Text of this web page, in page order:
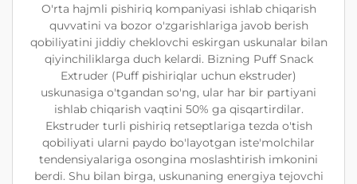
O'rta hajmli pishiriq kompaniyasi ishlab chiqarish
quvvatini va bozor o'zgarishlariga javob berish
qobiliyatini jiddiy cheklovchi eskirgan uskunalar bilan
qiyinchiliklarga duch kelardi. Bizning Puff Snack
Extruder (Puff pishiriqlar uchun ekstruder)
uskunasiga o'tgandan so'ng, ular har bir partiyani
ishlab chiqarish vaqtini 50% ga qisqartirdilar.
Ekstruder turli pishiriq retseptlariga tezda o'tish
qobiliyati ularni paydo bo'layotgan iste'molchilar
tendensiyalariga osongina moslashtirish imkonini
berdi. Shu bilan birga, uskunaning energiya tejovchi